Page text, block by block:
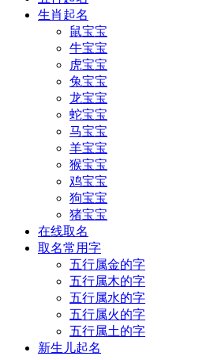
生肖起名
鼠宝宝
牛宝宝
虎宝宝
兔宝宝
龙宝宝
蛇宝宝
马宝宝
羊宝宝
猴宝宝
鸡宝宝
狗宝宝
猪宝宝
在线取名
取名常用字
五行属金的字
五行属木的字
五行属水的字
五行属火的字
五行属土的字
新生儿起名